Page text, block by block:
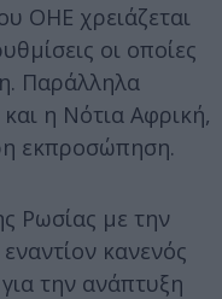
ΟΗΕ χρειάζεται
οι οποίες
Παράλληλα
η Νότια Αφρική,
εκπροσώπηση.
Ρωσίας με την
κανενός
την ανάπτυξη